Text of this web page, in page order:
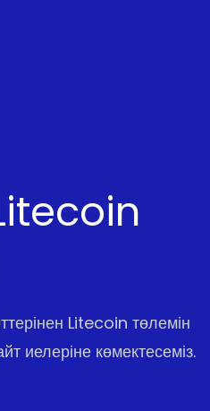
Litecoin төлемін
иелеріне көмектесеміз.